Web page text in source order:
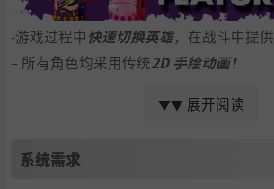
-游戏过程中快速切换英雄，在战斗中提供
– 所有角色均采用传统2D 手绘动画！
- 探索不同省份美丽而大视差的环境，如风
- 一大群可爱又令人毛骨悚然的敌人，
▼▼ 展开阅读
系统需求